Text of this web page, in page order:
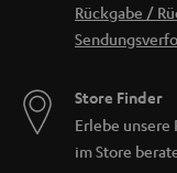
Rückgabe /
Store Finder
Erlebe unsere
im Store